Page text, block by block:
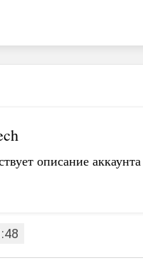
описание аккаунта